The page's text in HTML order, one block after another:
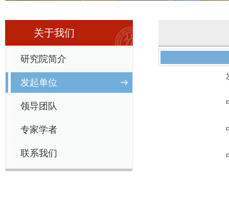
关于我们
研究院简介
发起单位
领导团队
专家学者
联系我们